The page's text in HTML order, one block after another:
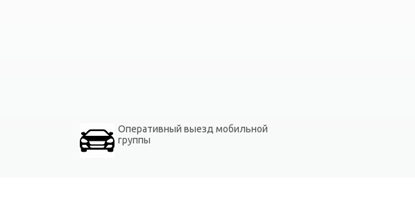
Оперативный выезд мобильной
группы